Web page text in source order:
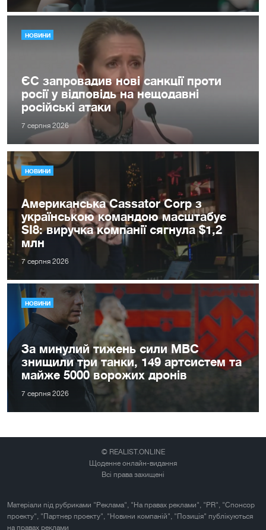
НОВИНИ
ЄС запровадив нові санкції проти
росії у відповідь на нещодавні
російські атаки
7 серпня 2026
НОВИНИ
Американська Cassator Corp з
українською командою масштабує
SI8: виручка компанії сягнула $1,2
млн
7 серпня 2026
НОВИНИ
За минулий тижень сили МВС
знищили три танки, 149 артсистем та
майже 5000 ворожих дронів
7 серпня 2026
© REALIST.ONLINE
Щоденне онлайн-видання
Всі права захищені
Матеріали під рубриками "Реклама", "На правах реклами", "PR", "Спонсор
проекту", "Партнер проекту", "Новини компаній", "Позиція" публікуються
на правах реклами